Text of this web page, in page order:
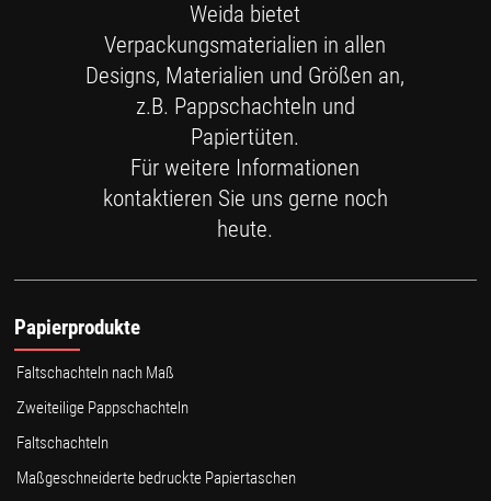
Weida bietet
Verpackungsmaterialien in allen
Designs, Materialien und Größen an,
z.B. Pappschachteln und
Papiertüten.
Für weitere Informationen
kontaktieren Sie uns gerne noch
heute.
Papierprodukte
Faltschachteln nach Maß
Zweiteilige Pappschachteln
Faltschachteln
Maßgeschneiderte bedruckte Papiertaschen